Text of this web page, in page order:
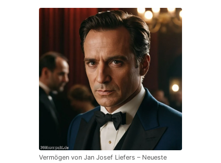
Vermögen von Jan Josef Liefers – Neueste